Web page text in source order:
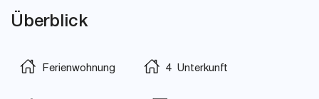
Überblick
Ferienwohnung 4 Unterkunft